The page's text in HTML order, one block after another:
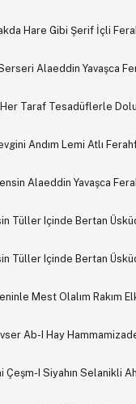
Hare Gibi Şerif İçli
Alaeddin Yavaşca
Her Taraf Tesadüflerle
Andım Lemi Atlı
Alaeddin Yavaşca
Tüller Içinde Bertan
Tüller Içinde Bertan
Mest Olalım Rakım
Ab-I Hay
Çeşm-I Siyahın Selanikli